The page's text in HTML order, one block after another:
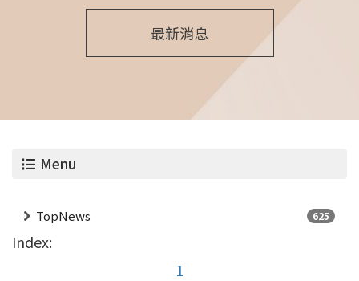
最新消息
Menu
TopNews 625
Index:
1